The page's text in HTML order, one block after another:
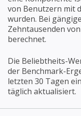
von Benutzern mit
wurden. Bei
Zehntausenden
berechnet.
Die Beliebtheits-
der Benchmark-
letzten 30 Tagen
täglich aktualisiert.